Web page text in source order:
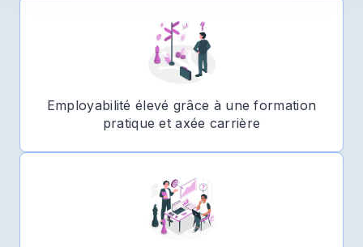
Employabilité élevé grâce à une formation
pratique et axée carrière